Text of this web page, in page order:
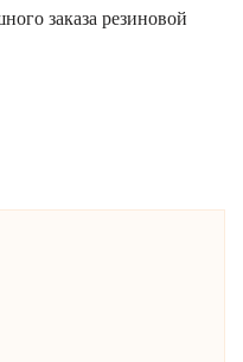
заказа резиновой